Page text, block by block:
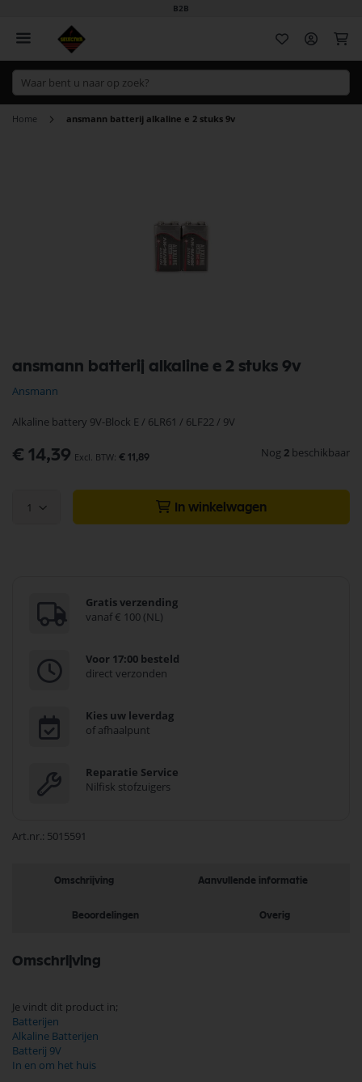
B2B
Home ansmann batterij alkaline e 2 stuks 9v
ansmann batterij alkaline e 2 stuks 9v
Ansmann
Alkaline battery 9V-Block E / 6LR61 / 6LF22 / 9V
€ 14,39 € 11,89 Nog 2 beschikbaar
1 In winkelwagen
Gratis verzending
vanaf € 100 (NL)
Voor 17:00 besteld
direct verzonden
Kies uw leverdag
of afhaalpunt
Reparatie Service
Nilfisk stofzuigers
Art.nr. 5015591
naar
het
begin
van
de
gallerij
Omschrijving Aanvullende informatie
Beoordelingen Overig
Omschrijving
Je vindt dit product in;
Batterijen
Alkaline Batterijen
Batterij 9V
In en om het huis